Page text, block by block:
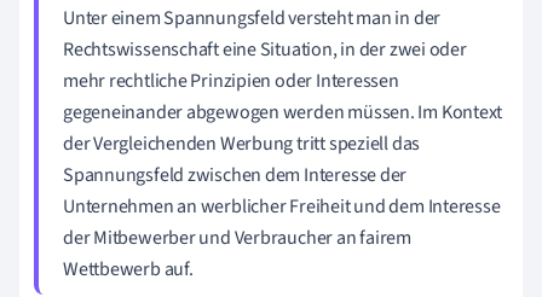
Unter einem Spannungsfeld versteht man in der
Rechtswissenschaft eine Situation, in der zwei oder
mehr rechtliche Prinzipien oder Interessen
gegeneinander abgewogen werden müssen. Im Kontext
der Vergleichenden Werbung tritt speziell das
Spannungsfeld zwischen dem Interesse der
Unternehmen an werblicher Freiheit und dem Interesse
der Mitbewerber und Verbraucher an fairem
Wettbewerb auf.